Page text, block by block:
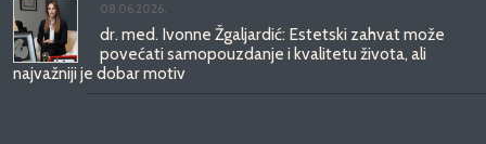
08.06.2026.
dr. med. Ivonne Žgaljardić: Estetski zahvat može
povećati samopouzdanje i kvalitetu života, ali
najvažniji je dobar motiv